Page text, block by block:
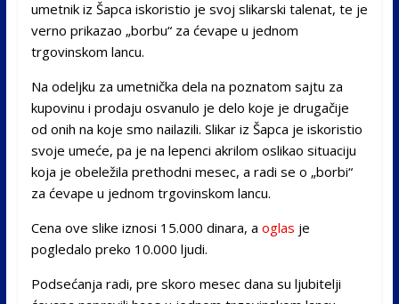
umetnik iz Šapca iskoristio je svoj slikarski talenat, te je
verno prikazao „borbu“ za ćevape u jednom
trgovinskom lancu.
Na odeljku za umetnička dela na poznatom sajtu za
kupovinu i prodaju osvanulo je delo koje je drugačije
od onih na koje smo nailazili. Slikar iz Šapca je iskoristio
svoje umeće, pa je na lepenci akrilom oslikao situaciju
koja je obeležila prethodni mesec, a radi se o „borbi“
za ćevape u jednom trgovinskom lancu.
Cena ove slike iznosi 15.000 dinara, a oglas je
pogledalo preko 10.000 ljudi.
Podsećanja radi, pre skoro mesec dana su ljubitelji